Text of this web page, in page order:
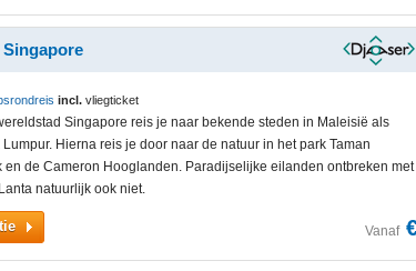
incl. vliegticket
Singapore reis je naar bekende steden in Maleisië als
Hierna reis je door naar de natuur in het park Taman
en de Cameron Hooglanden. Paradijselijke eilanden ontbreken met
natuurlijk ook niet.
Vanaf